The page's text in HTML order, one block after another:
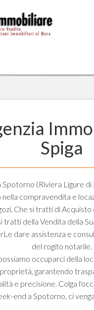
Spiga
Spotorno (Riviera Ligure
compravendita e
Che si tratti di Acquisto
tratti della Vendita della
dare assistenza e
del rogito notarile.
occuparci della
garantendo
e precisione. Colga
end a Spotorno, ci